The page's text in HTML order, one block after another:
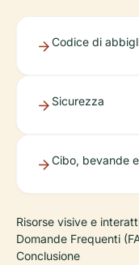
Codice di
Sicurezza
Cibo, bevande
Risorse visive e
Domande Frequenti
Conclusione